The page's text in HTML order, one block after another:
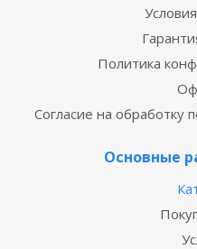
Политика
Согласие на обработку
Основные